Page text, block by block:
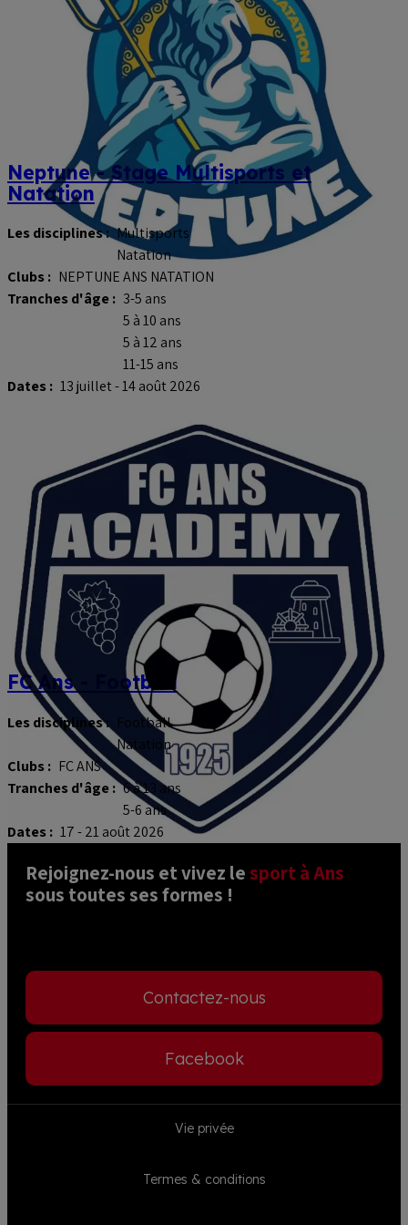
Neptune - Stage Multisports et
Natation
Les disciplines : Multisports
Natation
Clubs : NEPTUNE ANS NATATION
Tranches d'âge : 3-5 ans
5 à 10 ans
5 à 12 ans
11-15 ans
Dates : 13 juillet - 14 août 2026
FC Ans - Football
Les disciplines : Football
Natation
Clubs : FC ANS
Tranches d'âge : 6 à 13 ans
5-6 ans
Dates : 17 - 21 août 2026
Rejoignez-nous et vivez le sport à Ans
sous toutes ses formes !
Contactez-nous
Facebook
Footer
Vie privée
Termes & conditions